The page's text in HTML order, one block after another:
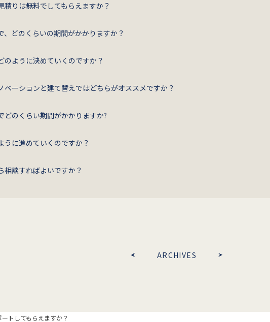
積りは無料でしてもらえますか？
、どのくらいの期間がかかりますか？
のように決めていくのですか？
ベーションと建て替えではどちらがオススメですか？
どのくらい期間がかかりますか?
うに進めていくのですか？
相談すればよいですか？
ARCHIVES
トしてもらえますか？